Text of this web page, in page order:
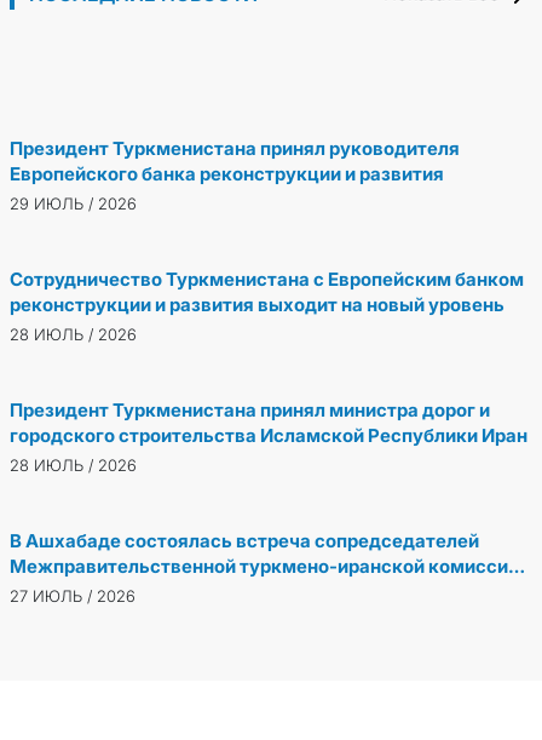
29 ИЮЛЬ / 2026
министра Республики Татарстан Российской
Президент Туркменистана принял руководителя
Европейского банка реконструкции и развития
29 ИЮЛЬ / 2026
Сотрудничество Туркменистана с Европейским банком
реконструкции и развития выходит на новый уровень
28 ИЮЛЬ / 2026
Президент Туркменистана принял министра дорог и
городского строительства Исламской Республики Иран
28 ИЮЛЬ / 2026
В Ашхабаде состоялась встреча сопредседателей
Межправительственной туркмено-иранской комиссии
по экономическому сотрудничеству
27 ИЮЛЬ / 2026